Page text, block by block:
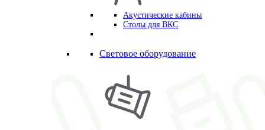
Акустические кабины
Столы для ВКС
Световое оборудование